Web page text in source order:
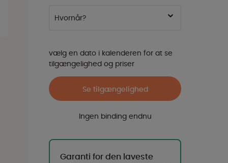
Hvornår?
vælg en dato i kalenderen for at se
tilgængelighed og priser
Se tilgængelighed
Ingen binding endnu
Garanti for den laveste